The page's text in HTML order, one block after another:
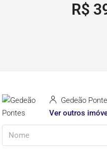
R$
Gedeão
Ver outros